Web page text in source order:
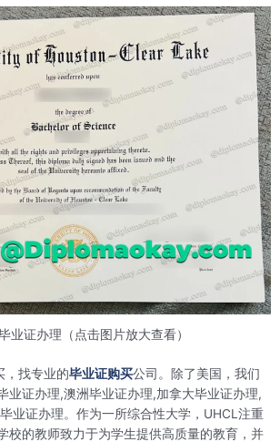
业证办理（点击图片放大查看）
，找专业的毕业证购买公司。除了美国，我们
业证办理,澳洲毕业证办理,加拿大毕业证办理,
业证办理。作为一所综合性大学，UHCL注重
校的教师致力于为学生提供高质量的教育，并